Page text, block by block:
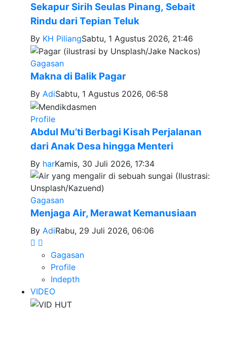
Sekapur Sirih Seulas Pinang, Sebait
Rindu dari Tepian Teluk
By KH PiliangSabtu, 1 Agustus 2026, 21:46
Gagasan
Makna di Balik Pagar
By AdiSabtu, 1 Agustus 2026, 06:58
Profile
Abdul Mu’ti Berbagi Kisah Perjalanan
dari Anak Desa hingga Menteri
By harKamis, 30 Juli 2026, 17:34
Gagasan
Menjaga Air, Merawat Kemanusiaan
By AdiRabu, 29 Juli 2026, 06:06
Gagasan
Profile
Indepth
VIDEO